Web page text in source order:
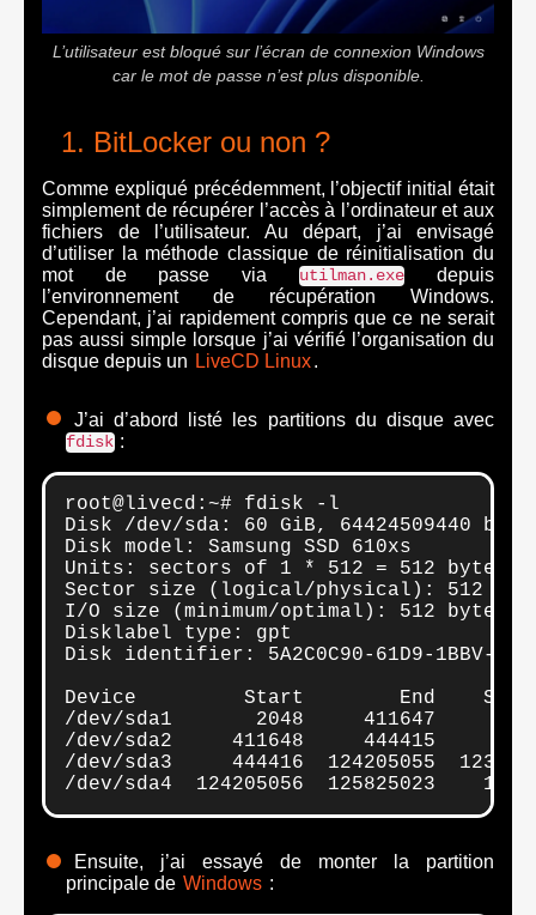
L’utilisateur est bloqué sur l’écran de connexion Windows
car le mot de passe n’est plus disponible.
BitLocker ou non ?
Comme expliqué précédemment, l’objectif initial était
simplement de récupérer l’accès à l’ordinateur et aux
fichiers de l’utilisateur. Au départ, j’ai envisagé
d’utiliser la méthode classique de réinitialisation du
mot de passe via utilman.exe depuis
l’environnement de récupération Windows.
Cependant, j’ai rapidement compris que ce ne serait
pas aussi simple lorsque j’ai vérifié l’organisation du
disque depuis un LiveCD Linux.
J’ai d’abord listé les partitions du disque avec
fdisk:
root@livecd:~# fdisk -l
Disk /dev/sda: 60 GiB, 64424509440
Disk model: Samsung SSD 610xs
Units: sectors of 1 * 512 = 512 bytes
Sector size (logical/physical): 512
I/O size (minimum/optimal): 512 bytes /
Disklabel type: gpt
Disk identifier: 5A2C0C90-61D9-1BBV-
Device         Start        End
/dev/sda1       2048     411647
/dev/sda2     411648     444415
/dev/sda3     444416  124205055
/dev/sda4  124205056  125825023
Ensuite, j’ai essayé de monter la partition
principale de Windows :